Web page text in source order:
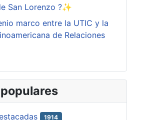
San Lorenzo ?✨
marco entre la UTIC y la
de Relaciones
1914